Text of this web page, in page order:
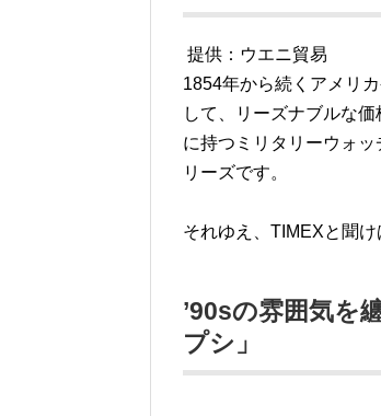
提供：ウエニ貿易
1854年から続くアメリ
して、リーズナブルな
に持つミリタリーウォ
リーズです。
それゆえ、TIMEXと聞
’90sの雰囲気を
プシ」